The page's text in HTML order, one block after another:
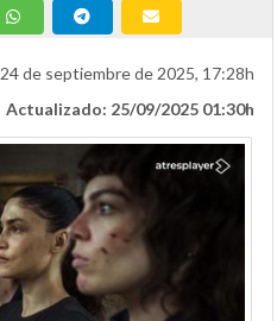
24 de septiembre de 2025, 17:28h
Actualizado: 25/09/2025 01:30h